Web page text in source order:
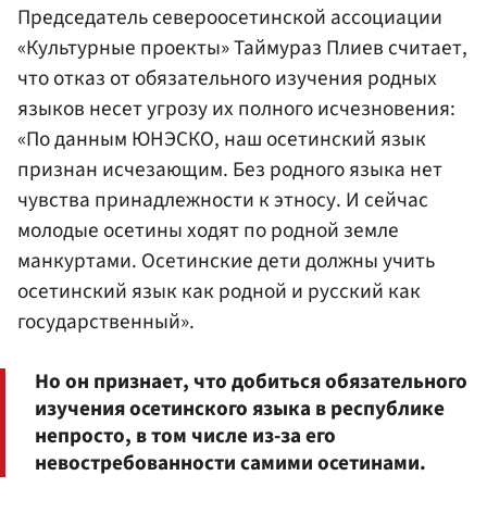
Председатель североосетинской ассоциации
«Культурные проекты» Таймураз Плиев считает,
что отказ от обязательного изучения родных
языков несет угрозу их полного исчезновения:
«По данным ЮНЭСКО, наш осетинский язык
признан исчезающим. Без родного языка нет
чувства принадлежности к этносу. И сейчас
молодые осетины ходят по родной земле
манкуртами. Осетинские дети должны учить
осетинский язык как родной и русский как
государственный».
Но он признает, что добиться обязательного
изучения осетинского языка в республике
непросто, в том числе из-за его
невостребованности самими осетинами.